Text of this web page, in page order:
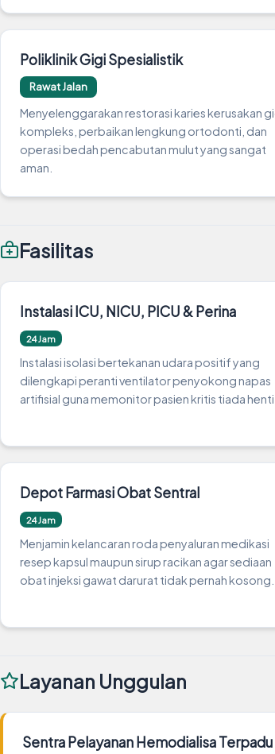
Poliklinik Gigi Spesialistik
Rawat Jalan
Menyelenggarakan restorasi karies kerusakan
kompleks, perbaikan lengkung ortodonti, dan
operasi bedah pencabutan mulut yang sangat
aman.
Fasilitas
Instalasi ICU, NICU, PICU & Perina
24 Jam
Instalasi isolasi bertekanan udara positif yang
dilengkapi peranti ventilator penyokong napas
artifisial guna memonitor pasien kritis tiada henti.
Depot Farmasi Obat Sentral
24 Jam
Menjamin kelancaran roda penyaluran medikasi
resep kapsul maupun sirup racikan agar sediaan
obat injeksi gawat darurat tidak pernah kosong.
Layanan Unggulan
Sentra Pelayanan Hemodialisa Terpadu